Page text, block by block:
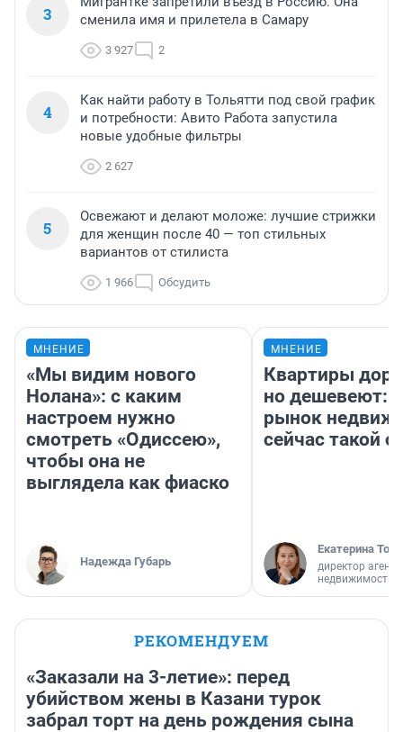
3
сменила имя и прилетела в Самару
3 927 2
4
Как найти работу в Тольятти под свой график
и потребности: Авито Работа запустила
новые удобные фильтры
2 627
5
Освежают и делают моложе: лучшие стрижки
для женщин после 40 — топ стильных
вариантов от стилиста
1 966 Обсудить
МНЕНИЕ
«Мы видим нового
Нолана»: с каким
настроем нужно
смотреть «Одиссею»,
чтобы она не
выглядела как фиаско
Надежда Губарь
МНЕНИЕ
Квартиры
но дешевеют:
рынок
сейчас такой
Екатерина
директор
недвижимости
РЕКОМЕНДУЕМ
«Заказали на 3-летие»: перед
убийством жены в Казани турок
забрал торт на день рождения сына